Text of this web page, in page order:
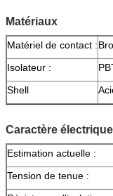
Matériaux
Matériel de contact :
Isolateur :
Shell
Caractère électrique
Estimation actuelle :
Tension de tenue :